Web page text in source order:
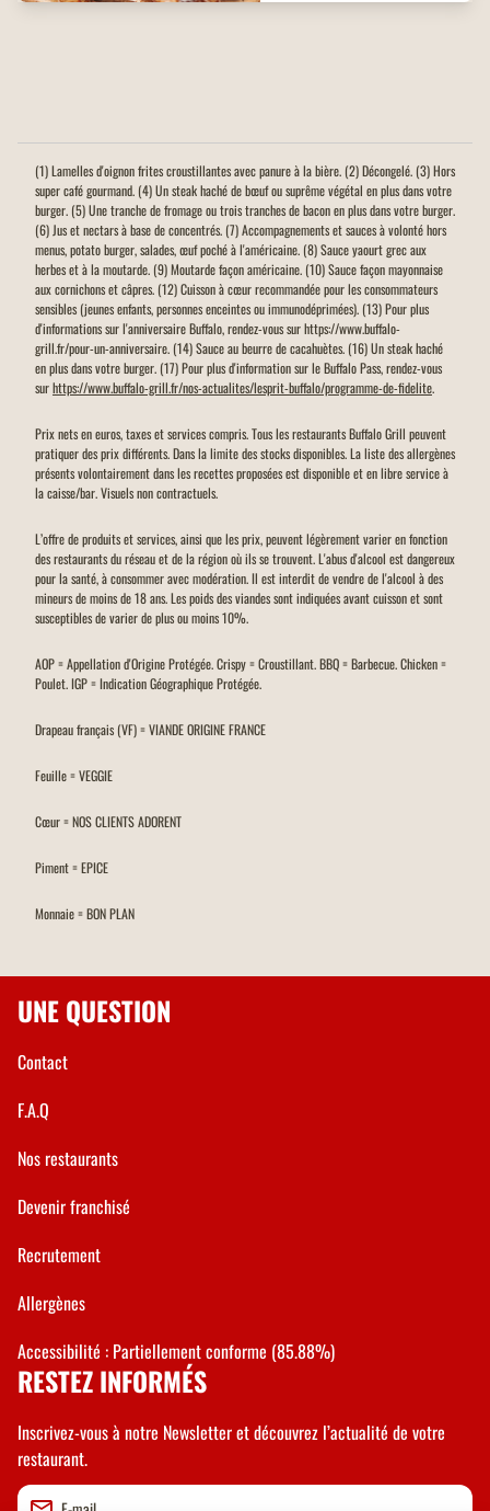
(1) Lamelles d'oignon frites croustillantes avec panure à la bière. (2) Décongelé. (3) Hors
super café gourmand. (4) Un steak haché de bœuf ou suprême végétal en plus dans votre
burger. (5) Une tranche de fromage ou trois tranches de bacon en plus dans votre burger.
(6) Jus et nectars à base de concentrés. (7) Accompagnements et sauces à volonté hors
menus, potato burger, salades, œuf poché à l'américaine. (8) Sauce yaourt grec aux
herbes et à la moutarde. (9) Moutarde façon américaine. (10) Sauce façon mayonnaise
aux cornichons et câpres. (12) Cuisson à cœur recommandée pour les consommateurs
sensibles (jeunes enfants, personnes enceintes ou immunodéprimées). (13) Pour plus
d'informations sur l'anniversaire Buffalo, rendez-vous sur https://www.buffalo-
grill.fr/pour-un-anniversaire. (14) Sauce au beurre de cacahuètes. (16) Un steak haché
en plus dans votre burger. (17) Pour plus d'information sur le Buffalo Pass, rendez-vous
surhttps://www.buffalo-grill.fr/nos-actualites/lesprit-buffalo/programme-de-fidelite.
Prix nets en euros, taxes et services compris. Tous les restaurants Buffalo Grill peuvent
pratiquer des prix différents. Dans la limite des stocks disponibles. La liste des allergènes
présents volontairement dans les recettes proposées est disponible et en libre service à
la caisse/bar. Visuels non contractuels.
L’offre de produits et services, ainsi que les prix, peuvent légèrement varier en fonction
des restaurants du réseau et de la région où ils se trouvent. L'abus d'alcool est dangereux
pour la santé, à consommer avec modération. Il est interdit de vendre de l'alcool à des
mineurs de moins de 18 ans. Les poids des viandes sont indiquées avant cuisson et sont
susceptibles de varier de plus ou moins 10%.
AOP = Appellation d'Origine Protégée. Crispy = Croustillant. BBQ = Barbecue. Chicken =
Poulet. IGP = Indication Géographique Protégée.
Drapeau français (VF) = VIANDE ORIGINE FRANCE
Feuille = VEGGIE
Cœur = NOS CLIENTS ADORENT
Piment = EPICE
Monnaie = BON PLAN
UNE QUESTION
Contact
F.A.Q
Nos restaurants
Devenir franchisé
Recrutement
Allergènes
Accessibilité : Partiellement conforme (85.88%)
RESTEZ INFORMÉS
Inscrivez-vous à notre Newsletter et découvrez l’actualité de votre
restaurant.